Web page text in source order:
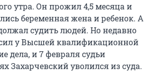
утра. Он прожил 4,5 месяца и
беременная жена и ребенок. А
судить людей. Но недавно
у Высшей квалификационной
дела, и 7 февраля судьи
Захарчевский уволился из суда.